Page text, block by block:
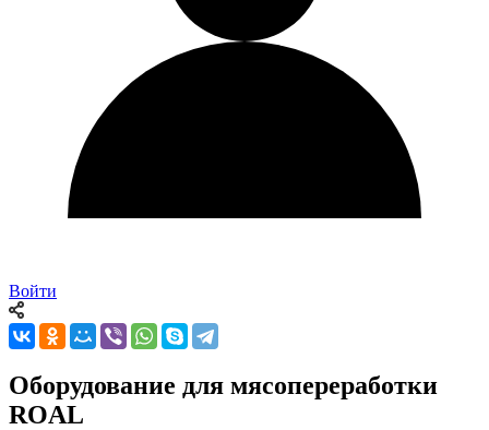
Войти
Оборудование для мясопереработки
ROAL